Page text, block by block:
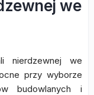
we
nierdzewnej we
przy wyborze
budowlanych i